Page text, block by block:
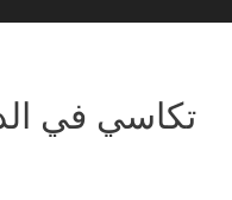
تكاسي في